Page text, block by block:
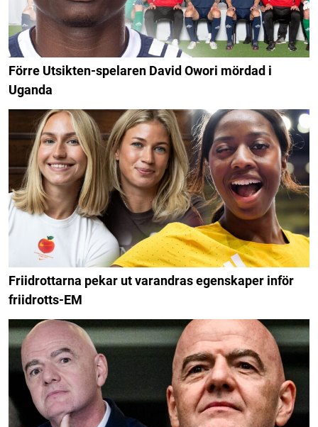
Förre Utsikten-spelaren David Owori mördad i
Uganda
Friidrottarna pekar ut varandras egenskaper inför
friidrotts-EM